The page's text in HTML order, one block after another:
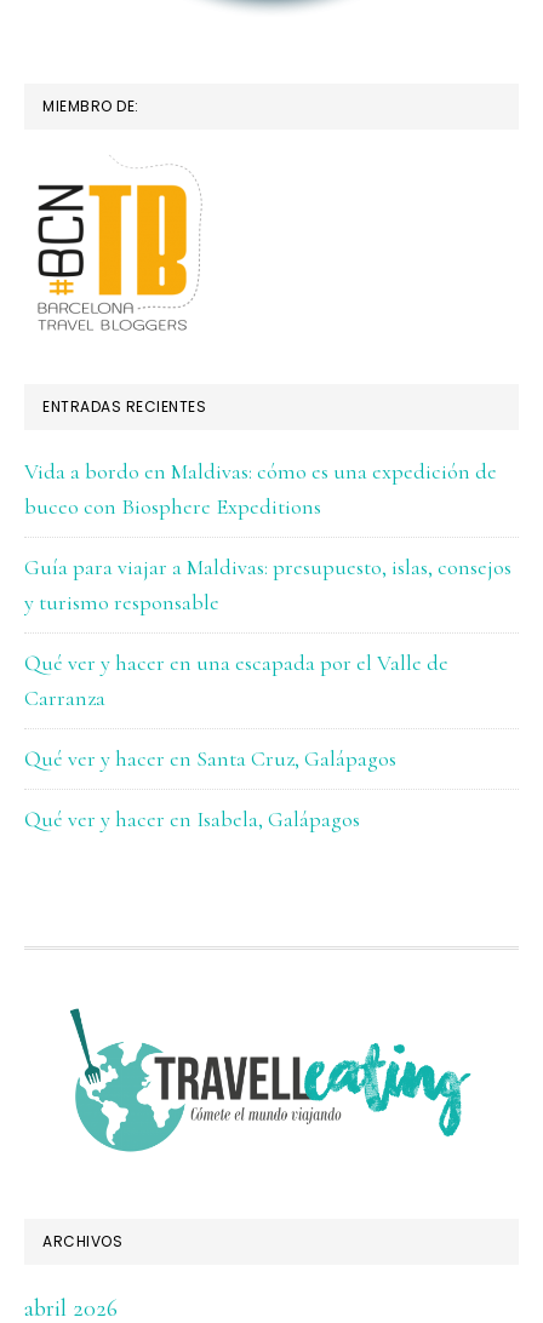
MIEMBRO DE:
ENTRADAS RECIENTES
Vida a bordo en Maldivas: cómo es una expedición de
buceo con Biosphere Expeditions
Guía para viajar a Maldivas: presupuesto, islas, consejos
y turismo responsable
Qué ver y hacer en una escapada por el Valle de
Carranza
Qué ver y hacer en Santa Cruz, Galápagos
Qué ver y hacer en Isabela, Galápagos
FOOTER
ARCHIVOS
abril 2026